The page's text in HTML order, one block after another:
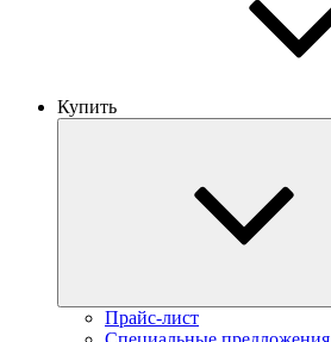
Купить
Прайс-лист